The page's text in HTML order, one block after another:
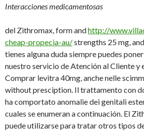
Interacciones medicamentosas
del Zithromax, form andhttp://
cheap-propecia-au/strengths 25 mg,
tienes alguna duda siempre puedes
nuestro servicio de Atención al Cliente y
Comprar levitra 40mg, anche nelle
without presciption. Il trattamento con
ha comportato anomalie dei genitali
cuales se enumeran a continuación. El
puede utilizarse para tratar otros tipos